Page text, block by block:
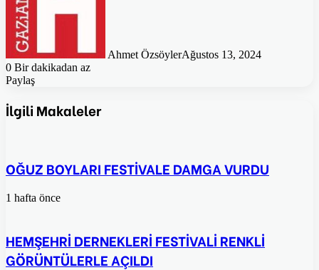
Ahmet ÖzsöylerAğustos 13, 2024
0 Bir dakikadan az
Paylaş
Posta
ile
İlgili Makaleler
OĞUZ BOYLARI FESTİVALE DAMGA VURDU
1 hafta önce
HEMŞEHRİ DERNEKLERİ FESTİVALİ RENKLİ
GÖRÜNTÜLERLE AÇILDI